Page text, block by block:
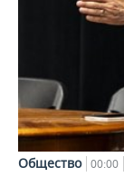
Общество 00:00